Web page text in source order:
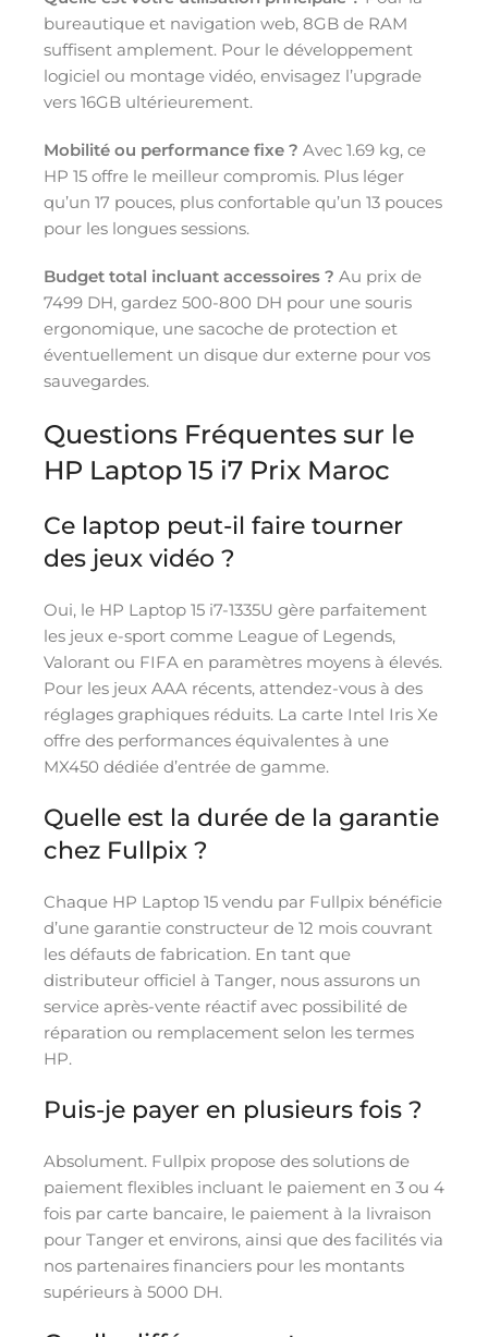
bureautique et navigation web, 8GB de RAM
suffisent amplement. Pour le développement
logiciel ou montage vidéo, envisagez l’upgrade
vers 16GB ultérieurement.
Mobilité ou performance fixe ? Avec 1.69 kg, ce
HP 15 offre le meilleur compromis. Plus léger
qu’un 17 pouces, plus confortable qu’un 13 pouces
pour les longues sessions.
Budget total incluant accessoires ? Au prix de
7499 DH, gardez 500-800 DH pour une souris
ergonomique, une sacoche de protection et
éventuellement un disque dur externe pour vos
sauvegardes.
Questions Fréquentes sur le
HP Laptop 15 i7 Prix Maroc
Ce laptop peut-il faire tourner
des jeux vidéo ?
Oui, le HP Laptop 15 i7-1335U gère parfaitement
les jeux e-sport comme League of Legends,
Valorant ou FIFA en paramètres moyens à élevés.
Pour les jeux AAA récents, attendez-vous à des
réglages graphiques réduits. La carte Intel Iris Xe
offre des performances équivalentes à une
MX450 dédiée d’entrée de gamme.
Quelle est la durée de la garantie
chez Fullpix ?
Chaque HP Laptop 15 vendu par Fullpix bénéficie
d’une garantie constructeur de 12 mois couvrant
les défauts de fabrication. En tant que
distributeur officiel à Tanger, nous assurons un
service après-vente réactif avec possibilité de
réparation ou remplacement selon les termes
HP.
Puis-je payer en plusieurs fois ?
Absolument. Fullpix propose des solutions de
paiement flexibles incluant le paiement en 3 ou 4
fois par carte bancaire, le paiement à la livraison
pour Tanger et environs, ainsi que des facilités via
nos partenaires financiers pour les montants
supérieurs à 5000 DH.